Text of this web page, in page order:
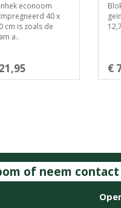
econoom
40 x
cm is zoals de
a..
€
of neem